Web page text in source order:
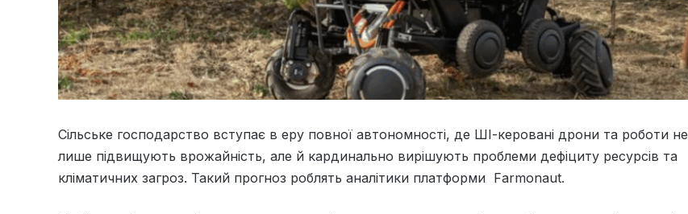
Сільське господарство вступає в еру повної автономності, де ШІ-керовані дрони та роботи не
лише підвищують врожайність, але й кардинально вирішують проблеми дефіциту ресурсів та
кліматичних загроз. Такий прогноз роблять аналітики платформи Farmonaut.